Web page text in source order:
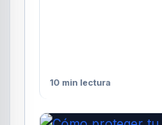
10 min lectura